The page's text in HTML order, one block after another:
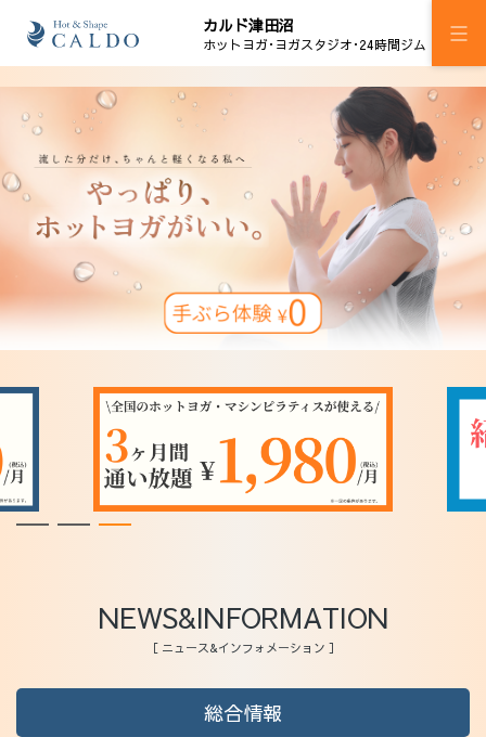
カルド津田沼
ホットヨガ･ヨガスタジオ･24時間ジム
施設案内
プログラム
スケジュール
マピラセミ
24時間ジム H!M津田沼
ウェルチケ
法人会員
NEWS&INFORMATION
［ ニュース&インフォメーション ］
総合情報